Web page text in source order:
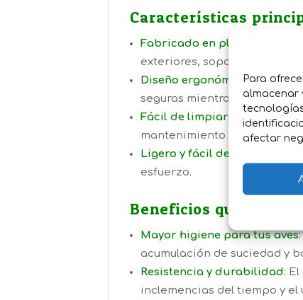
Para
almacenar
afectar
Características
Fabricado en plástico
exteriores, soportando el
Diseño ergonómico:Está
seguras mientras anidan.
Fácil de limpiar
A
mantenimiento y ayuda a
Ligero y fácil de instalar
No
esfuerzo.
Beneficios que te
Mayor higiene para tus aves:
acumulación de suciedad y
Resistencia y durabilidad:
inclemencias del tiempo y el